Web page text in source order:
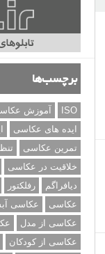
برچسب‌ها
ISO آموزش
ایده های عکاسی
تمرین عکاسی
خلاقیت در عکاسی
دیافراگم
رفلکتور
عکاسی
عکاسی
عکاسی از مدل
عکاسی از کودکان